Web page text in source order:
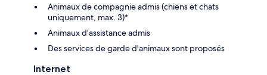
Animaux de compagnie admis (chiens et chats
uniquement, max. 3)*
Animaux d’assistance admis
Des services de garde d'animaux sont proposés
Internet